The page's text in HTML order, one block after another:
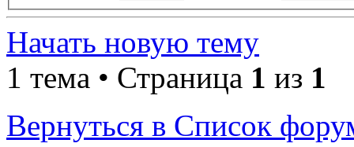
Начать новую тему
1 тема • Страница 1 из 1
Вернуться в Список